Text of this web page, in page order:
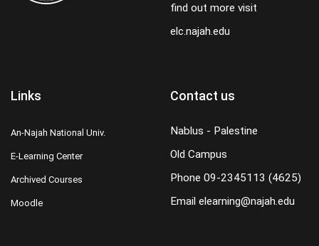
find out more visit
elc.najah.edu
Links
An-Najah National Univ.
E-Learning Center
Archived Courses
Moodle
Contact us
Nablus - Palestine
Old Campus
Phone 09-2345113 (4625)
Email elearning@najah.edu